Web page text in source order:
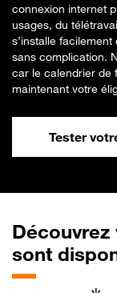
connexion internet
usages, du
s’installe
sans complication.
car le calendrier de
maintenant votre
Tester
sont